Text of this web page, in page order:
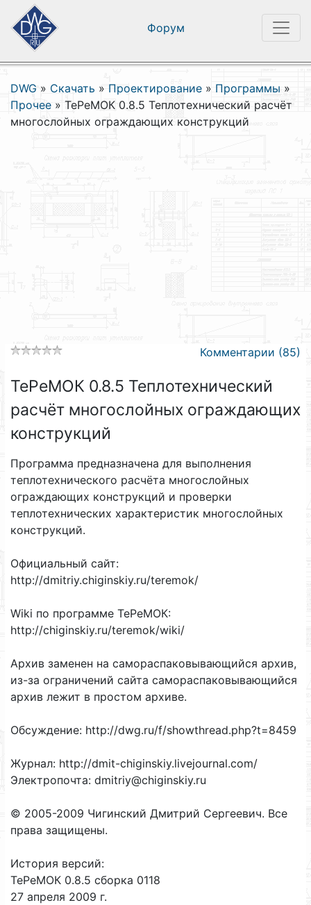
Форум
DWG » Скачать » Проектирование » Программы »
Прочее » ТеРеМОК 0.8.5 Теплотехнический расчёт
многослойных ограждающих конструкций
Комментарии (85)
ТеРеМОК 0.8.5 Теплотехнический
расчёт многослойных ограждающих
конструкций
Программа предназначена для выполнения
теплотехнического расчёта многослойных
ограждающих конструкций и проверки
теплотехнических характеристик многослойных
конструкций.
Официальный сайт:
http://dmitriy.chiginskiy.ru/teremok/
Wiki по программе ТеРеМОК:
http://chiginskiy.ru/teremok/wiki/
Архив заменен на самораспаковывающийся архив,
из-за ограничений сайта самораспаковывающийся
архив лежит в простом архиве.
Обсуждение: http://dwg.ru/f/showthread.php?t=8459
Журнал: http://dmit-chiginskiy.livejournal.com/
Электропочта: dmitriy@chiginskiy.ru
© 2005-2009 Чигинский Дмитрий Сергеевич. Все
права защищены.
История версий:
ТеРеМОК 0.8.5 сборка 0118
27 апреля 2009 г.